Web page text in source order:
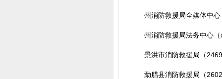
州消防救援局全媒体中心
州消防救援局法务中心（
景洪市消防救援局（
勐腊县消防救援局（